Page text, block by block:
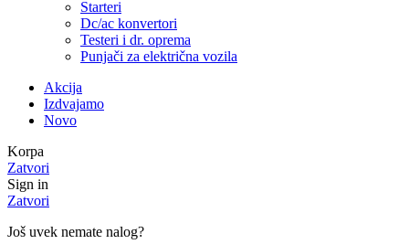
Starteri
Dc/ac konvertori
Testeri i dr. oprema
Punjači za električna vozila
Akcija
Izdvajamo
Novo
Korpa
Zatvori
Sign in
Zatvori
Još uvek nemate nalog?